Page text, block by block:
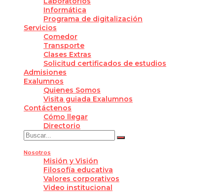
Informática
Programa de digitalización
Servicios
Comedor
Transporte
Clases Extras
Solicitud certificados de estudios
Admisiones
Exalumnos
Quienes Somos
Visita guiada Exalumnos
Contáctenos
Cómo llegar
Directorio
Nosotros
Misión y Visión
Filosofía educativa
Valores corporativos
Video institucional